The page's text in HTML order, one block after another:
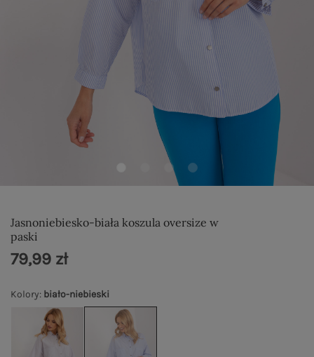
Jasnoniebiesko-biała koszula oversize w
paski
Kolory: biało-niebieski
79,99 zł